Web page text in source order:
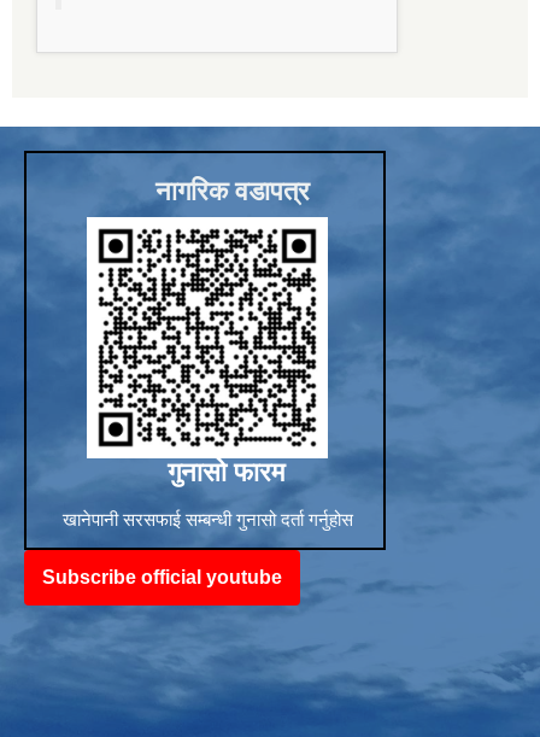
नागरिक वडापत्र
गुनासो फारम
खानेपानी सरसफाई सम्बन्धी गुनासो दर्ता गर्नुहोस
Subscribe official youtube